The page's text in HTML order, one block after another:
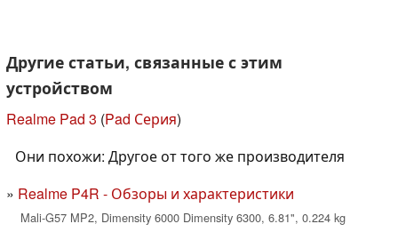
Другие статьи, связанные с этим
устройством
Realme Pad 3 (Pad Серия)
Они похожи: Другое от того же производителя
Realme P4R - Обзоры и характеристики
Mali-G57 MP2, Dimensity 6000 Dimensity 6300, 6.81", 0.224 kg